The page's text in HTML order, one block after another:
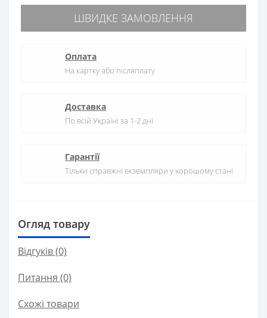
ШВИДКЕ ЗАМОВЛЕННЯ
Оплата
На картку або післяплату
Доставка
По всій Україні за 1-2 дні
Гарантії
Тільки справжні екземпляри у хорошому стані
Огляд товару
Відгуків (0)
Питання (0)
Схожі товари